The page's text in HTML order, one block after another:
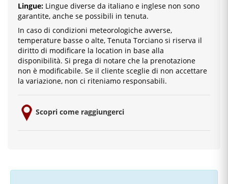
Lingue: Lingue diverse da italiano e inglese non sono
garantite, anche se possibili in tenuta.
In caso di condizioni meteorologiche avverse,
temperature basse o alte, Tenuta Torciano si riserva il
diritto di modificare la location in base alla
disponibilità. Si prega di notare che la prenotazione
non è modificabile. Se il cliente sceglie di non accettare
la variazione, non ci riteniamo responsabili.
Scopri come raggiungerci